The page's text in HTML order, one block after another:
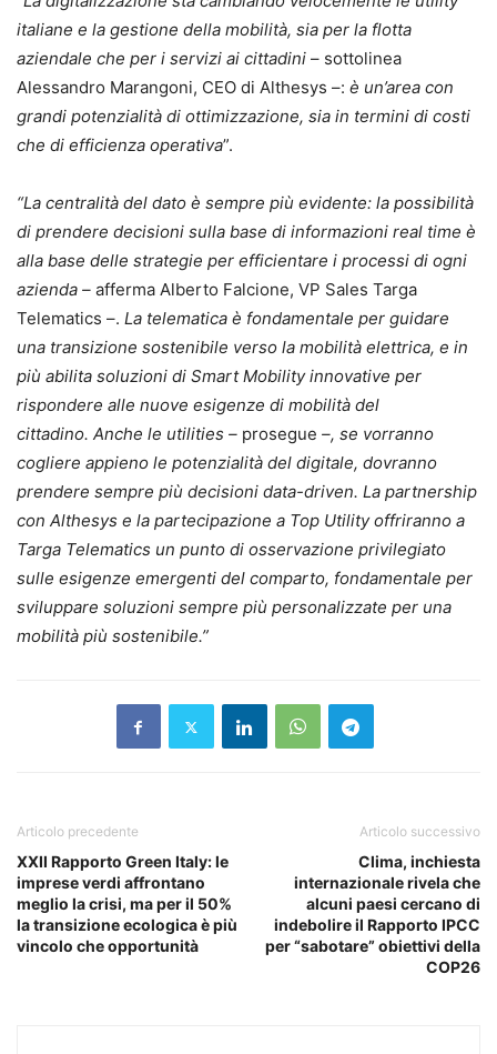
italiane e la gestione della mobilità, sia per la flotta
aziendale che per i servizi ai cittadini – sottolinea
Alessandro Marangoni, CEO di Althesys –: è un’area con
grandi potenzialità di ottimizzazione, sia in termini di costi
che di efficienza operativa”.
“La centralità del dato è sempre più evidente: la possibilità
di prendere decisioni sulla base di informazioni real time è
alla base delle strategie per efficientare i processi di ogni
azienda – afferma Alberto Falcione, VP Sales Targa
Telematics –. La telematica è fondamentale per guidare
una transizione sostenibile verso la mobilità elettrica, e in
più abilita soluzioni di Smart Mobility innovative per
rispondere alle nuove esigenze di mobilità del
cittadino. Anche le utilities – prosegue –, se vorranno
cogliere appieno le potenzialità del digitale, dovranno
prendere sempre più decisioni data-driven. La partnership
con Althesys e la partecipazione a Top Utility offriranno a
Targa Telematics un punto di osservazione privilegiato
sulle esigenze emergenti del comparto, fondamentale per
sviluppare soluzioni sempre più personalizzate per una
mobilità più sostenibile.”
Articolo precedente
XXII Rapporto Green Italy: le
imprese verdi affrontano
meglio la crisi, ma per il 50%
la transizione ecologica è più
vincolo che opportunità
Articolo successivo
Clima, inchiesta
internazionale rivela che
alcuni paesi cercano di
indebolire il Rapporto IPCC
per “sabotare” obiettivi della
COP26